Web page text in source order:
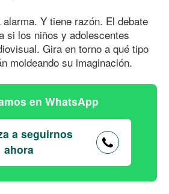
alarma. Y tiene razón. El debate
si los niños y adolescentes
Gira en torno a qué tipo
moldeando su imaginación.
en WhatsApp
a seguirnos
ahora